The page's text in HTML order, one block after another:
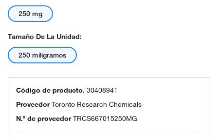
250 mg
Tamaño De La Unidad:
250 miligramos
Código de producto. 30408941
ProveedorToronto Research Chemicals
N.º de proveedor TRCS667015250MG